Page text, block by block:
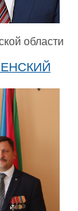
области